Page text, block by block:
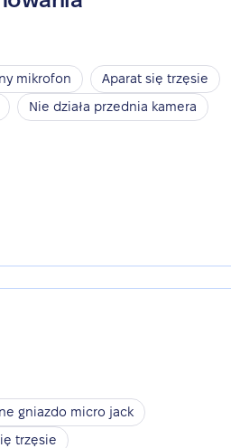
mikrofon
Aparat się trzęsie
Nie działa przednia kamera
gniazdo micro jack
trzęsie